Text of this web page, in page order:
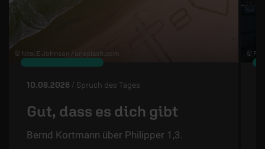
© Neal E Johnson / unsplash.com
10.08.2026 / Spruch des Tages
Gut, dass es dich gibt
Bernd Kortmann über Philipper 1,3.
© Flo